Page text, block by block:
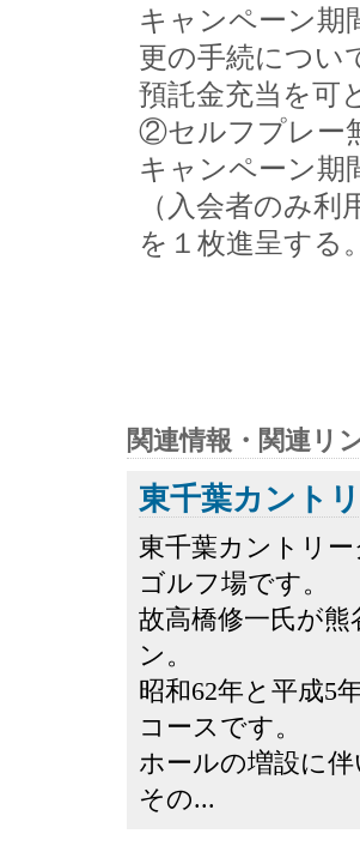
キャンペーン期
更の手続につい
預託金充当を可
②セルフプレー
キャンペーン期
（入会者のみ利
を１枚進呈する
関連情報・関連リ
東千葉カント
東千葉カントリ
ゴルフ場です。
故高橋修一氏が
ン。
昭和62年と平成5
コースです。
ホールの増設に
その...